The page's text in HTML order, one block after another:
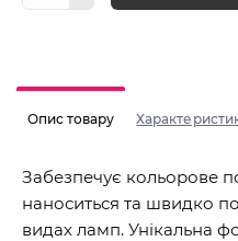
Опис товару
Забезпечує кольорове
наноситься та швидко
видах ламп. Унікальна